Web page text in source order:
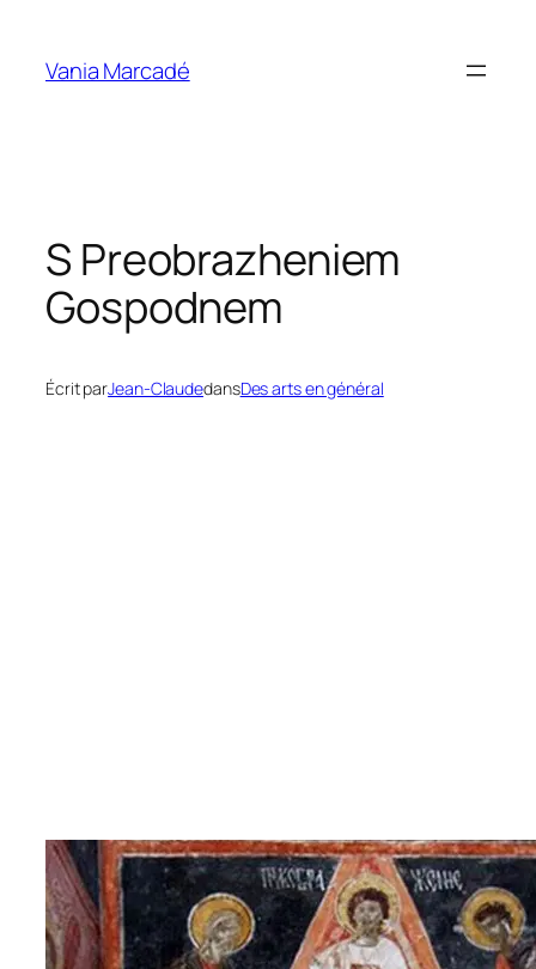
contenu
Vania Marcadé
S Preobrazheniem
Gospodnem
Écrit parJean-ClaudedansDes arts en général